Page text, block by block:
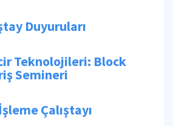
Duyuruları
Teknolojileri: Block
Semineri
Çalıştayı